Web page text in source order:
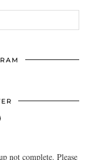
not complete. Please